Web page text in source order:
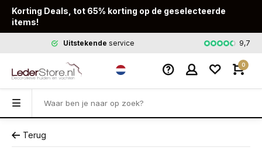
Korting Deals, tot 65% korting op de geselecteerde
items!
Uitstekendeservice Snelle9,7
0
Terug